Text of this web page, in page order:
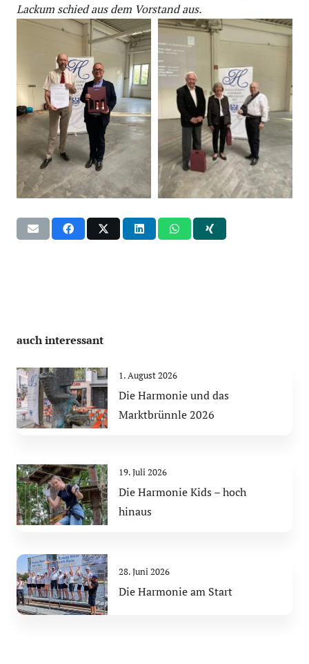
Lackum schied aus dem Vorstand aus.
auch interessant
1. August 2026
Die Harmonie und das
Marktbrünnle 2026
19. Juli 2026
Die Harmonie Kids – hoch
hinaus
28. Juni 2026
Die Harmonie am Start